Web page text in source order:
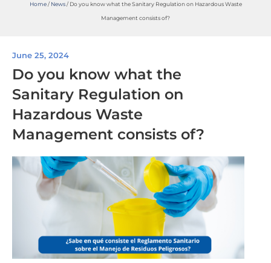
Home/ News/ Do you know what the Sanitary Regulation on Hazardous Waste
Management consists of?
June 25, 2024
Do you know what the
Sanitary Regulation on
Hazardous Waste
Management consists of?